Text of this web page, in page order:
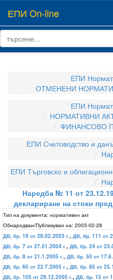
ЕПИ On-line
ЕПИ
ОТМЕНЕНИ
ЕПИ
НОРМАТИВНИ
ФИНАНСОВО
ЕПИ Счетоводство и
ЕПИ Търговско и
Наредба № 11 от
деклариране на стоки
Тип на документа: нормативен акт
Обнародван/Публикуван на: 2003-02-28
ДВ, бр. 19 от 28.02.2003 г., ДВ, бр. 111 от
ДВ, бр. 7 от 27.01.2004 г., ДВ, бр. 24 от
ДВ, бр. 8 от 21.1.2005 г., ДВ, бр. 50 от
ДВ, бр. 60 от 22.7.2005 г., ДВ, бр. 85 от
ДВ, бр. 105 от 29.12.2005 г., ДВ, бр. 15 от